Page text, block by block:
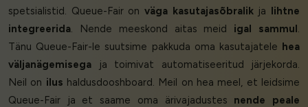
spetsialistid. Queue-Fair on väga kasutajasõbralikja lihtne
integreerida . Nende meeskond aitas meid igal sammul
Tänu Queue-Fair-le suutsime pakkuda oma kasutajatele hea
väljanägemisega ja toimivat automatiseeritud järjekorda.
Neil on ilus haldusdooshboard. Meil on hea meel, et leidsime
Queue-Fair ja et saame oma ärivajadustes nende peale